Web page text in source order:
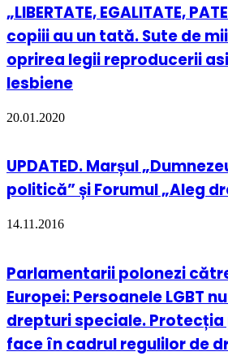
„LIBERTATE, EGALITATE,
copiii au un tată. Sute de
oprirea legii reproducerii
lesbiene
20.01.2020
UPDATED. Marșul
politică” și Forumul „Aleg
14.11.2016
Parlamentarii polonezi
Europei: Persoanele LGBT
drepturi speciale.
face în cadrul regulilor de